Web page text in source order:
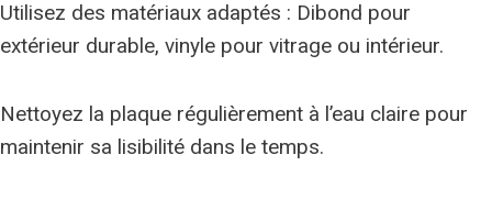
Utilisez des matériaux adaptés : Dibond pour
extérieur durable, vinyle pour vitrage ou intérieur.
Nettoyez la plaque régulièrement à l’eau claire pour
maintenir sa lisibilité dans le temps.